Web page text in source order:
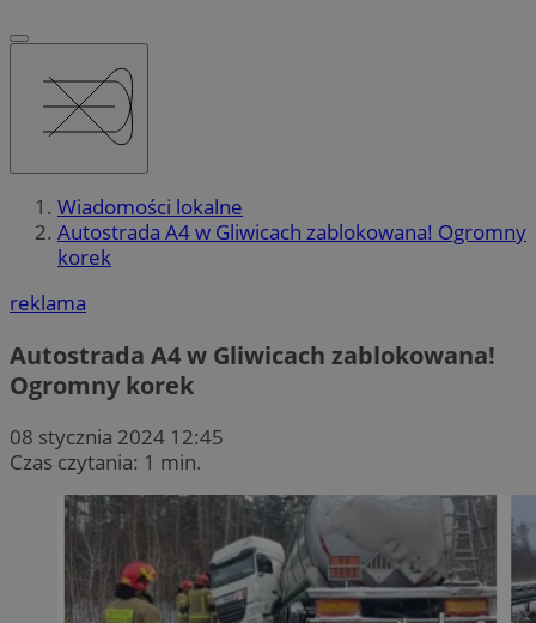
Wiadomości lokalne
Autostrada A4 w Gliwicach zablokowana! Ogromny
korek
reklama
Autostrada A4 w Gliwicach zablokowana!
Ogromny korek
08 stycznia 2024 12:45
Czas czytania: 1 min.